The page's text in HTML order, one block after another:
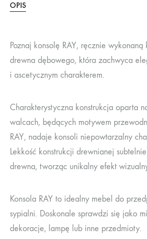
OPIS
Poznaj konsolę RAY, ręcznie
drewna dębowego, która zachwyca
i ascetycznym charakterem.
Charakterystyczna konstrukcja oparta
walcach, będących motywem
RAY, nadaje konsoli niepowtarzalny
Lekkość konstrukcji drewnianej
drewna, tworząc unikalny efekt
Konsola RAY to idealny mebel do
sypialni. Doskonale sprawdzi się jako
dekoracje, lampę lub inne przedmioty.